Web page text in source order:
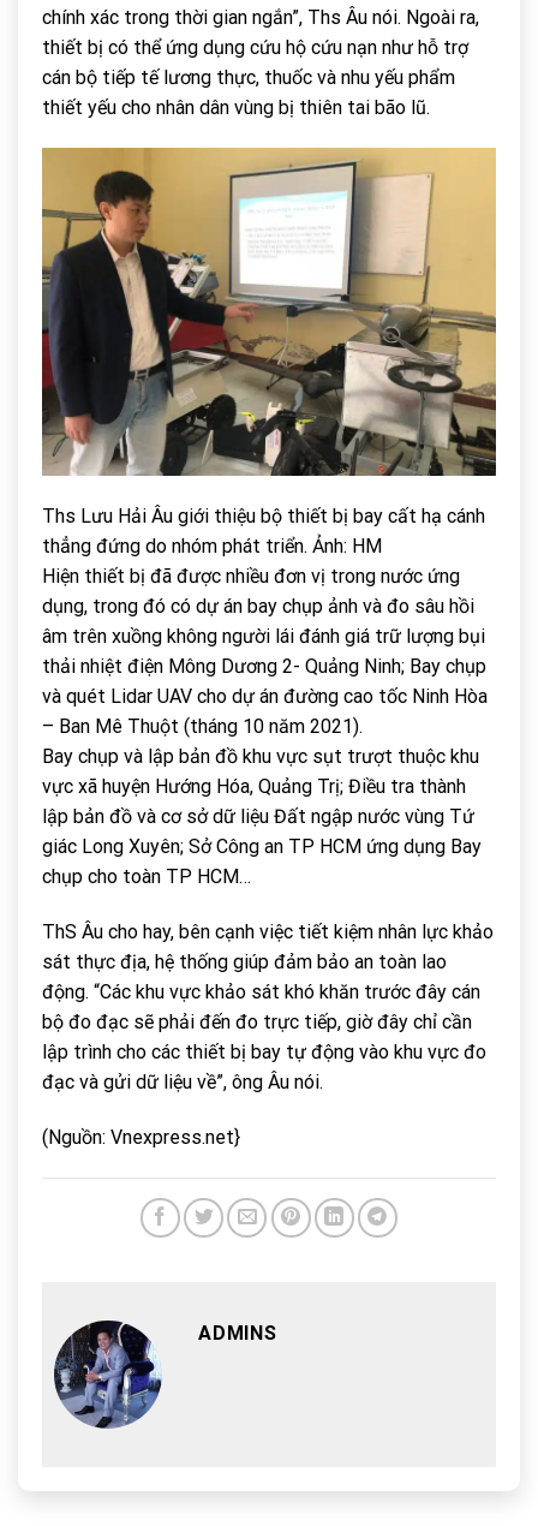
chính xác trong thời gian ngắn”, Ths Âu nói. Ngoài ra,
thiết bị có thể ứng dụng cứu hộ cứu nạn như hỗ trợ
cán bộ tiếp tế lương thực, thuốc và nhu yếu phẩm
thiết yếu cho nhân dân vùng bị thiên tai bão lũ.
Ths Lưu Hải Âu giới thiệu bộ thiết bị bay cất hạ cánh
thẳng đứng do nhóm phát triển. Ảnh: HM
Hiện thiết bị đã được nhiều đơn vị trong nước ứng
dụng, trong đó có dự án bay chụp ảnh và đo sâu hồi
âm trên xuồng không người lái đánh giá trữ lượng bụi
thải nhiệt điện Mông Dương 2- Quảng Ninh; Bay chụp
và quét Lidar UAV cho dự án đường cao tốc Ninh Hòa
– Ban Mê Thuột (tháng 10 năm 2021).
Bay chụp và lập bản đồ khu vực sụt trượt thuộc khu
vực xã huyện Hướng Hóa, Quảng Trị; Điều tra thành
lập bản đồ và cơ sở dữ liệu Đất ngập nước vùng Tứ
giác Long Xuyên; Sở Công an TP HCM ứng dụng Bay
chụp cho toàn TP HCM…
ThS Âu cho hay, bên cạnh việc tiết kiệm nhân lực khảo
sát thực địa, hệ thống giúp đảm bảo an toàn lao
động. “Các khu vực khảo sát khó khăn trước đây cán
bộ đo đạc sẽ phải đến đo trực tiếp, giờ đây chỉ cần
lập trình cho các thiết bị bay tự động vào khu vực đo
đạc và gửi dữ liệu về”, ông Âu nói.
(Nguồn: Vnexpress.net}
ADMINS